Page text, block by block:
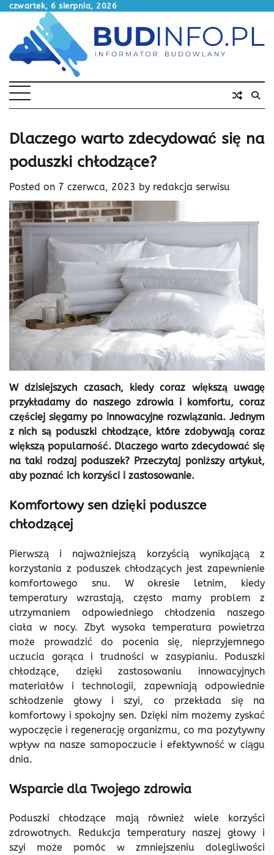
Skip
content
czwartek, 6 sierpnia, 2026
Dlaczego warto zdecydować się na
poduszki chłodzące?
Posted on 7 czerwca, 2023 by redakcja serwisu
W dzisiejszych czasach, kiedy coraz większą uwagę
przykładamy do naszego zdrowia i komfortu, coraz
częściej sięgamy po innowacyjne rozwiązania. Jednym
z nich są poduszki chłodzące, które zdobywają coraz
większą popularność. Dlaczego warto zdecydować się
na taki rodzaj poduszek? Przeczytaj poniższy artykuł,
aby poznać ich korzyści i zastosowanie.
Komfortowy sen dzięki poduszce
chłodzącej
Pierwszą i najważniejszą korzyścią wynikającą z
korzystania z poduszek chłodzących jest zapewnienie
komfortowego snu. W okresie letnim, kiedy
temperatury wzrastają, często mamy problem z
utrzymaniem odpowiedniego chłodzenia naszego
ciała w nocy. Zbyt wysoka temperatura powietrza
może prowadzić do pocenia się, nieprzyjemnego
uczucia gorąca i trudności w zasypianiu. Poduszki
chłodzące, dzięki zastosowaniu innowacyjnych
materiałów i technologii, zapewniają odpowiednie
schłodzenie głowy i szyi, co przekłada się na
komfortowy i spokojny sen. Dzięki nim możemy zyskać
wypoczęcie i regenerację organizmu, co ma pozytywny
wpływ na nasze samopoczucie i efektywność w ciągu
dnia.
Wsparcie dla Twojego zdrowia
Poduszki chłodzące mają również wiele korzyści
zdrowotnych. Redukcja temperatury naszej głowy i
szyi może pomóc w zmniejszeniu dolegliwości